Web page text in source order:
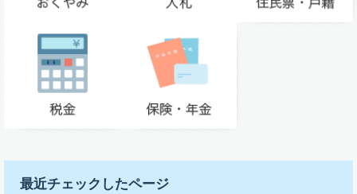
最近チェックしたページ